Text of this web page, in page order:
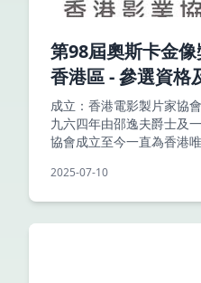
第98屆奧斯卡金
香港區 - 參選資格
成立：香港電影製片家協會 香港電影製片家協會於一
九六四年由邵逸夫爵士及
協會成立至今一直為香港
「美
2025-07-10